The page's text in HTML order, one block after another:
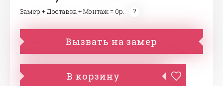
Замер + Доставка + Монтаж = 0р.
Вызвать на замер
В корзину